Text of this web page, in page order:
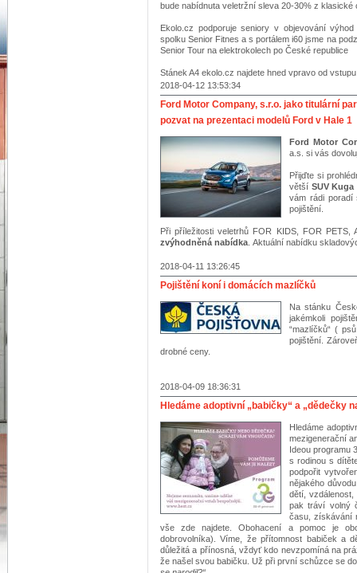
bude nabídnuta veletržní sleva 20-30% z
Ekolo.cz podporuje seniory v objevování
spolku Senior Fitnes a s portálem i60 jsme na
Senior Tour na elektrokolech po České republice
Stánek A4 ekolo.cz najdete hned vpravo od
2018-04-12 13:53:34
Ford Motor Company, s.r.o. jako titulární
pozvat na prezentaci modelů Ford v Hale 1
Ford Motor
a.s. si vás
Přijďte si
větší SUV Kuga
vám rádi poradí
pojištění.
Při příležitosti veletrhů FOR KIDS, FOR
zvýhodněná nabídka . Aktuální nabídku
2018-04-11 13:26:45
Pojištění koní i domácích mazlíčků
Na stánku
jakémkoli
“mazlíčků“ (
pojištění.
drobné ceny.
2018-04-09 18:36:31
Hledáme adoptivní „babičky“ a „dědečky
Hledáme
mezigenerační
Ideou programu
s rodinou s
podpořit
nějakého
dětí, vzdálenost,
pak tráví volný
času, získávání
vše zde najdete. Obohacení a pomoc je
dobrovolníka). Víme, že přítomnost babiček a
důležitá a přínosná, vždyť kdo nevzpomíná na
že našel svou babičku. Už při první schůzce se